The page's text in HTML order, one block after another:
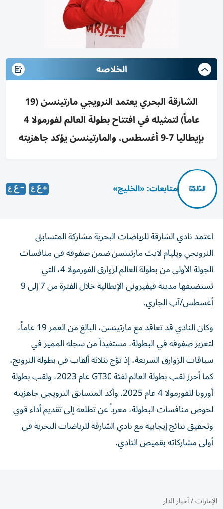
الخلاصه
الشارقة البحري يعتمد النرويجي مارتينسن (19
عاماً) لتمثيله في افتتاح بطولة العالم لفورمولا 4
بإيطاليا 7-9 أغسطس، والمارتينسن يؤكد جاهزيته
متابعات: «الخليج»
اعتمد نادي الشارقة للرياضات البحرية مشاركة المتسابق
النرويجي ويليام لايث مارتينسن ضمن صفوفه في منافسات
الجولة الأولى من بطولة العالم لزوارق الفورمولا 4، التي
تستضيفها مدينة فيفيروني الإيطالية خلال الفترة من 7 إلى 9
أغسطس/آب الجاري.
وكان النادي قد تعاقد مع مارتينسن، البالغ من العمر 19 عاماً،
لتعزيز صفوفه في البطولة، مستفيداً من سجله المميز في
سباقات الزوارق السريعة، إذ توّج بثلاثة ألقاب في بطولة النرويج،
كما أحرز لقب بطولة العالم لفئة GT30 عام 2023، ولقب بطولة
أوروبا للفورمولا 4 عام 2025. وأكد المتسابق النرويجي جاهزيته
لخوض منافسات البطولة، معرباً عن تطلعه إلى تقديم أداء قوي
وتحقيق نتائج إيجابية مع نادي الشارقة للرياضات البحرية في
أولى مشاركاته بقميص النادي.
الإمارات/أخبار الدار